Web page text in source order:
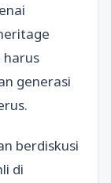
harus
generasi
berdiskusi
di